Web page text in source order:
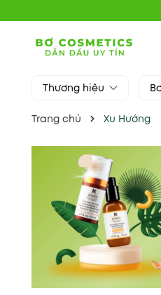
Thương hiệu
Trang chủ Xu Hướng